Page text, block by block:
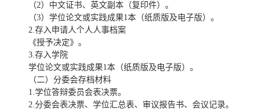
（2）中文证书、英文副本（复印件）。
（3）学位论文或实践成果1本（纸质版及电子版）。
2.存入申请人个人人事档案
《授予决定》。
3.存入学院
学位论文或实践成果1本（纸质版及电子版）。
（二）分委会存档材料
1.学位答辩委员会表决票。
2.分委会表决票、学位汇总表、审议报告书、会议记录。